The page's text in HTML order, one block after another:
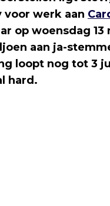
voor werk aan
op woensdag 13
aan ja-
loopt nog tot 3
hard.